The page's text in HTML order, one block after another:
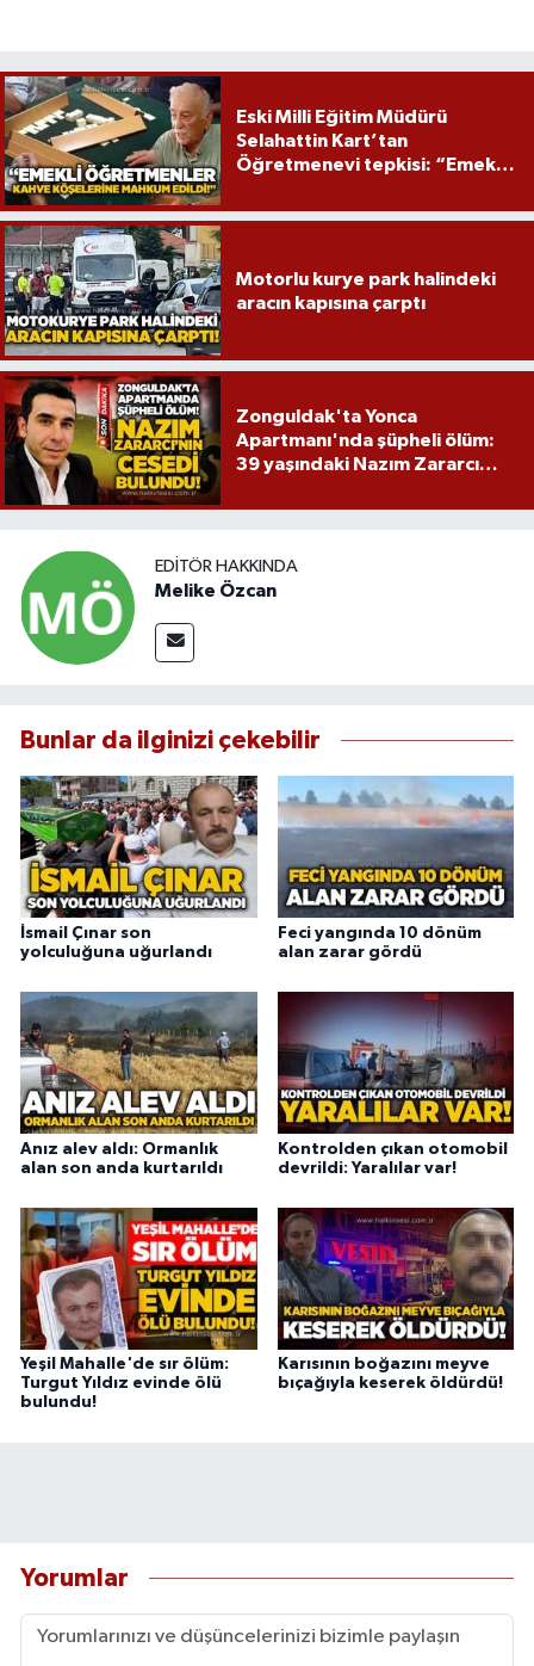
Eski Milli Eğitim Müdürü
Selahattin Kart’tan
Öğretmenevi tepkisi: “Emekli
Motorlu kurye park halindeki
aracın kapısına çarptı
Zonguldak'ta Yonca
Apartmanı'nda şüpheli ölüm:
39 yaşındaki Nazım Zararcı
EDITÖR HAKKINDA
Melike Özcan
Bunlar da ilginizi çekebilir
İsmail Çınar son
yolculuğuna uğurlandı
Feci yangında 10 dönüm
alan zarar gördü
Anız alev aldı: Ormanlık
alan son anda kurtarıldı
Kontrolden çıkan otomobil
devrildi: Yaralılar var!
Yeşil Mahalle'de sır ölüm:
Turgut Yıldız evinde ölü
bulundu!
Karısının boğazını meyve
bıçağıyla keserek öldürdü!
Yorumlar